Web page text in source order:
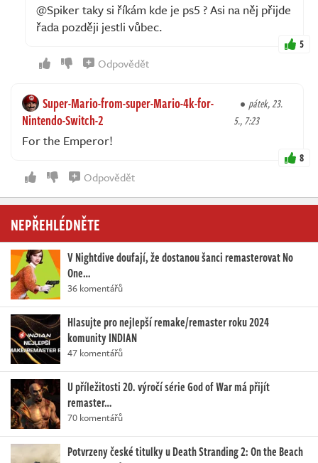
@Spiker taky si říkám kde je ps5 ? Asi na něj přijde
řada později jestli vůbec.
5
Odpovědět
Super-Mario-from-super-Mario-4k-for-
Nintendo-Switch-2
pátek, 23.
5., 7:23
For the Emperor!
8
Odpovědět
NEPŘEHLÉDNĚTE
V Nightdive doufají, že dostanou šanci remasterovat No
One…
36 komentářů
Hlasujte pro nejlepší remake/remaster roku 2024
komunity INDIAN
47 komentářů
U příležitosti 20. výročí série God of War má přijít
remaster…
70 komentářů
Potvrzeny české titulky u Death Stranding 2: On the Beach